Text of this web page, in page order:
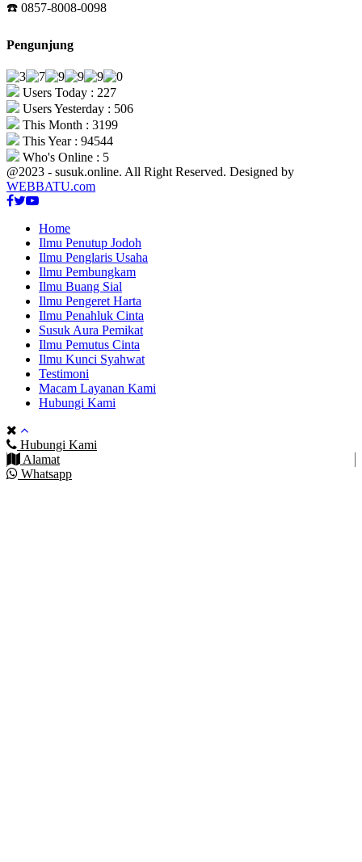
☎️ 0857-8008-0098
Pengunjung
Users Today : 227
Users Yesterday : 506
This Month : 3199
This Year : 94544
Who's Online : 5
@2023 - susuk.online. All Right Reserved. Designed by
WEBBATU.com
Facebook
Twitter
Youtube
Home
Ilmu Penutup Jodoh
Ilmu Penglaris Usaha
Ilmu Pembungkam
Ilmu Buang Sial
Ilmu Pengeret Harta
Ilmu Penahluk Cinta
Susuk Aura Pemikat
Ilmu Pemutus Cinta
Ilmu Kunci Syahwat
Testimoni
Macam Layanan Kami
Hubungi Kami
Hubungi Kami
Alamat
Whatsapp